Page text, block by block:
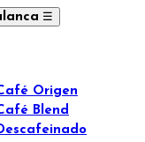
☰
Origen
Blend